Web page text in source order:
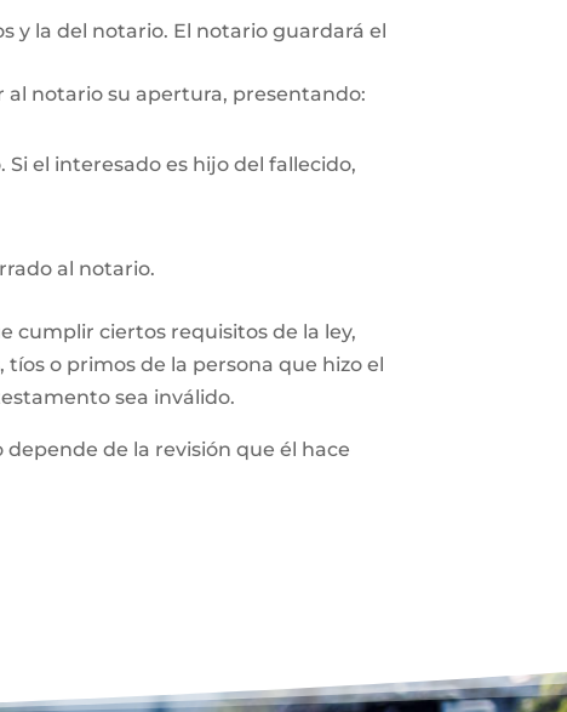
y la del notario. El notario guardará el
al notario su apertura, presentando:
el interesado es hijo del fallecido,
al notario.
cumplir ciertos requisitos de la ley,
o primos de la persona que hizo el
sea inválido.
de la revisión que él hace